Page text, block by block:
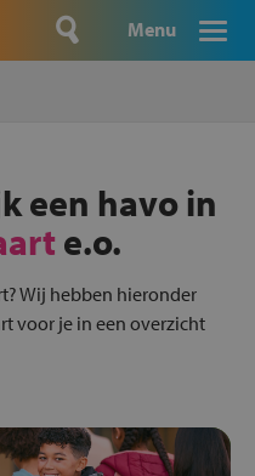
Menu
een havo in
e.o.
Wij hebben hieronder
voor je in een overzicht